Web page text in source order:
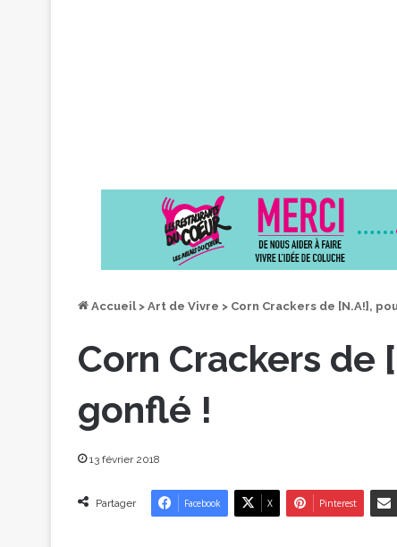
Accueil > Art de Vivre > Corn Crackers de [N.A!],
Corn Crackers de
gonflé !
13 février 2018
Partager Facebook X Pinterest